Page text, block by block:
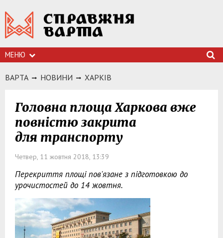
МЕНЮ
ВАРТА НОВИНИ ХАРКIВ
Головна площа Харкова вже
повністю закрита
для транспорту
Четвер, 11 жовтня 2018, 13:39
Перекриття площі пов'язане з підготовкою до
урочистостей до 14 жовтня.